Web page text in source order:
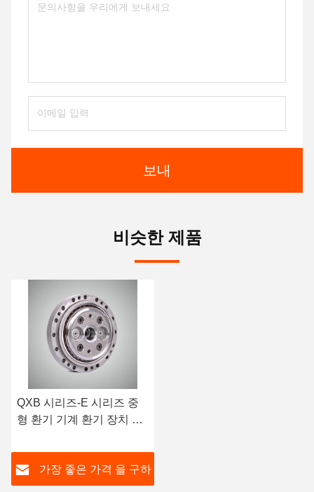
보내
비슷한 제품
QXB 시리즈-E 시리즈 중
형 환기 기계 환기 장치 마
가장 좋은 가격 을 구하